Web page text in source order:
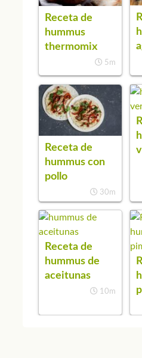
Receta de
hummus
thermomix
5m
Receta de
hummus con
pollo
30m
Receta de
hummus de
aceitunas
10m